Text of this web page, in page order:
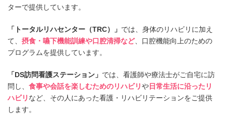
ターで提供しています。
「トータルリハセンター（TRC）」 では、身体のリハビリに加え
て、 摂食・嚥下機能訓練や口腔清掃など、口腔機能向上のための
プログラムを提供しています。
「DS訪問看護ステーション」 では、看護師や療法士がご自宅に訪
問し、 食事や会話を楽しむためのリハビリや日常生活に沿ったリ
ハビリ など、その人にあった看護・リハビリテーションをご提供
します。